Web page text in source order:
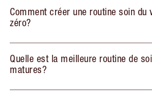
Comment créer une routine soin du
zéro?
Quelle est la meilleure routine de
matures?